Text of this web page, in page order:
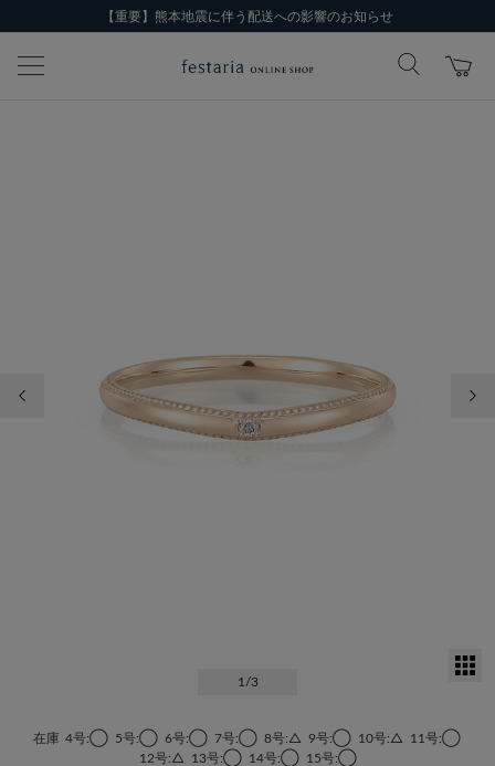
【重要】熊本地震に伴う配送への影響のお知らせ
1 /3
在庫 4号:◯ 5号:◯ 6号:◯ 7号:◯ 8号:△ 9号:◯ 10号:△
11号:◯
12号:△
13号:◯ 14号:◯ 15号:◯